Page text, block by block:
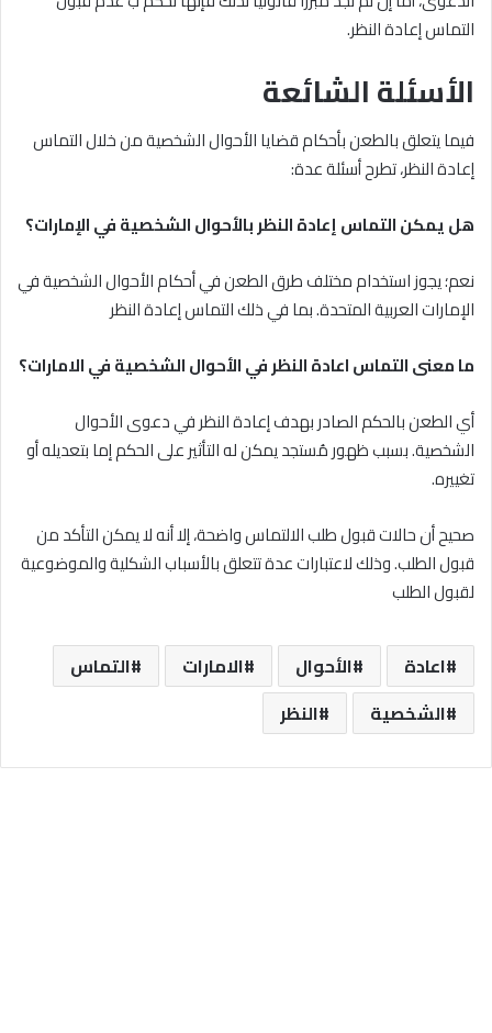
التماس إعادة النظر.
الأسئلة الشائعة
فيما يتعلق بالطعن بأحكام قضايا الأحوال الشخصية من خلال التماس
إعادة النظر، تطرح أسئلة عدة:
هل يمكن التماس إعادة النظر بالأحوال الشخصية في الإمارات؟
نعم؛ يجوز استخدام مختلف طرق الطعن في أحكام الأحوال الشخصية في
الإمارات العربية المتحدة. بما في ذلك التماس إعادة النظر
ما معنى التماس اعادة النظر في الأحوال الشخصية في الامارات؟
أي الطعن بالحكم الصادر بهدف إعادة النظر في دعوى الأحوال
الشخصية. بسبب ظهور مُستجد يمكن له التأثير على الحكم إما بتعديله أو
تغييره.
صحيح أن حالات قبول طلب الالتماس واضحة، إلا أنه لا يمكن التأكد من
قبول الطلب. وذلك لاعتبارات عدة تتعلق بالأسباب الشكلية والموضوعية
لقبول الطلب
اعادة الأحوال الامارات
التماس
الشخصية
النظر